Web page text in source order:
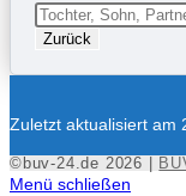
Zurück
Zuletzt aktualisiert am
©buv-24.de 2026 |
Menü schließen